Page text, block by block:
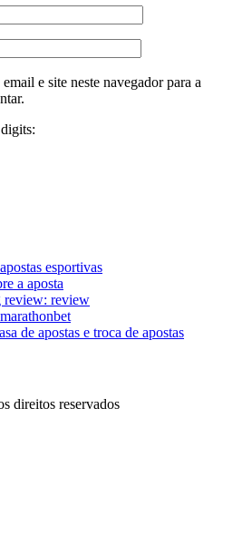
e site neste navegador para a
esportivas
a aposta
review: review
de apostas e troca de apostas
direitos reservados